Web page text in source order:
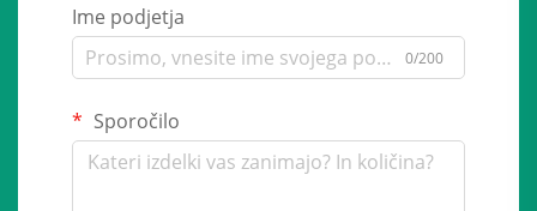
Ime podjetja
0/200
Sporočilo